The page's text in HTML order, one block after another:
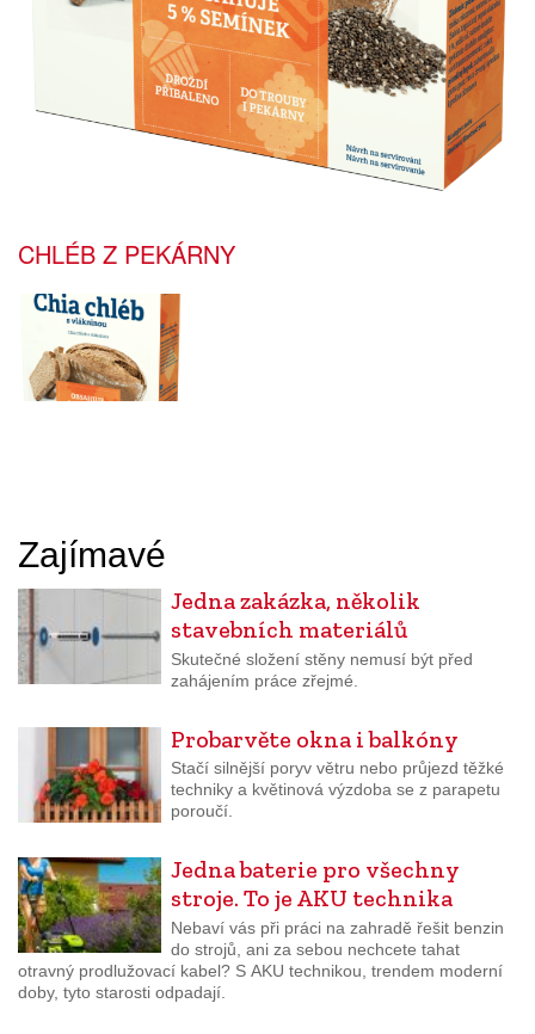
CHLÉB Z PEKÁRNY
Zajímavé
Jedna zakázka, několik
stavebních materiálů
Skutečné složení stěny nemusí být před
zahájením práce zřejmé.
Probarvěte okna i balkóny
Stačí silnější poryv větru nebo průjezd těžké
techniky a květinová výzdoba se z parapetu
poroučí.
Jedna baterie pro všechny
stroje. To je AKU technika
Nebaví vás při práci na zahradě řešit benzin
do strojů, ani za sebou nechcete tahat
otravný prodlužovací kabel? S AKU technikou, trendem moderní
doby, tyto starosti odpadají.